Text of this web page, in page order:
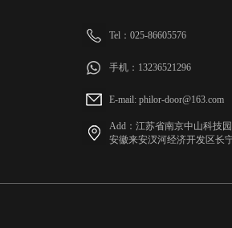
Tel：025-86605576
手机：13236521296
E-mail: philor-door@163.com
Add：江苏省南京中山科技
安徽来安汊河经济开发区长